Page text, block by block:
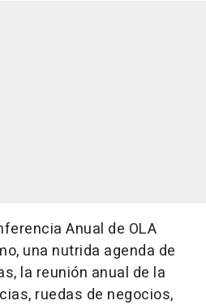
Anual de OLA
una nutrida agenda de
la reunión anual de la
ruedas de negocios,